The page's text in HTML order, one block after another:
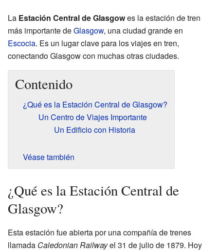
La Estación Central de Glasgowes la estación de tren
más importante deGlasgow, una ciudad grande en
Escocia. Es un lugar clave para los viajes en tren,
conectando Glasgow con muchas otras ciudades.
Contenido
¿Qué es la Estación Central de Glasgow?
Un Centro de Viajes Importante
Un Edificio con Historia
Véase también
¿Qué es la Estación Central de
Glasgow?
Esta estación fue abierta por una compañía de trenes
llamada Caledonian Railwayel 31 de julio de 1879. Hoy